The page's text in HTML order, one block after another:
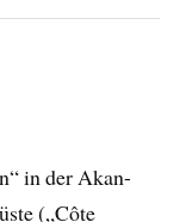
in der Akan-
(„Côte